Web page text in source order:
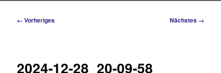
Bilder-
← Vorheriges Nächstes →
2024-12-28_20-09-58